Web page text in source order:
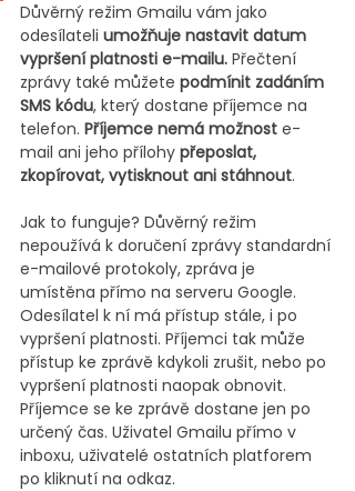
Důvěrný režim Gmailu vám jako
odesílateli umožňuje nastavit datum
vypršení platnosti e-mailu. Přečtení
zprávy také můžete podmínit zadáním
SMS kódu, který dostane příjemce na
telefon. Příjemce nemá možnost e-
mail ani jeho přílohy přeposlat,
zkopírovat, vytisknout ani stáhnout.
Jak to funguje? Důvěrný režim
nepoužívá k doručení zprávy standardní
e-mailové protokoly, zpráva je
umístěna přímo na serveru Google.
Odesílatel k ní má přístup stále, i po
vypršení platnosti. Příjemci tak může
přístup ke zprávě kdykoli zrušit, nebo po
vypršení platnosti naopak obnovit.
Příjemce se ke zprávě dostane jen po
určený čas. Uživatel Gmailu přímo v
inboxu, uživatelé ostatních platforem
po kliknutí na odkaz.